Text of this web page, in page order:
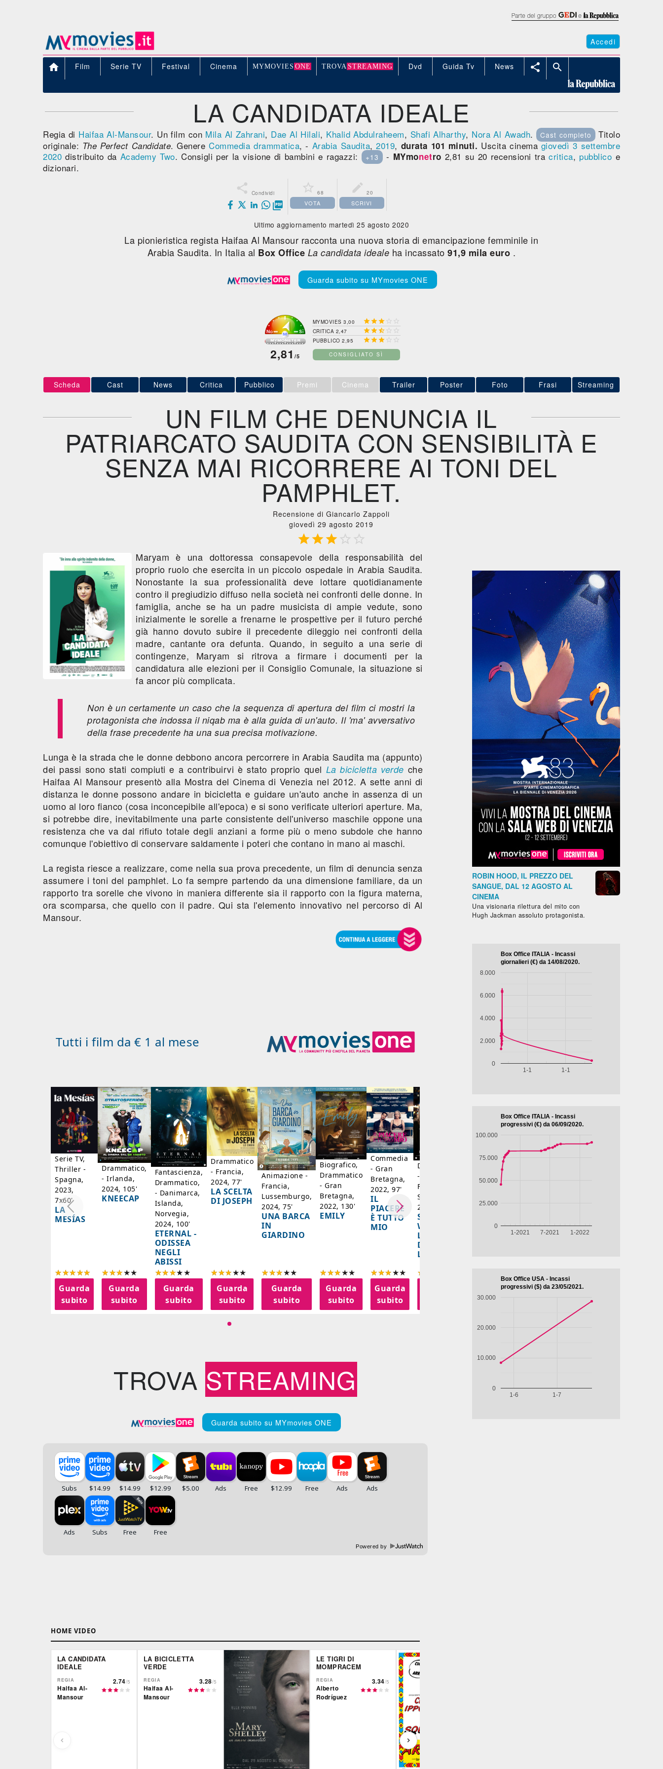
Accedi
 Film Serie TV Festival Cinema MYMOVIE S ONE TROVA STREAMING Dvd Guida Tv News  
LA CANDIDATA IDEALE
Regia di Haifaa Al-Mansour. Un film con Mila Al Zahrani, Dae Al Hilali, Khalid Abdulraheem, Shafi Alharthy, Nora Al Awadh. Cast completo Titolo
originale: The Perfect Candidate. GenereCommedia drammatica, - Arabia Saudita,2019, durata 101 minuti. Uscita cinemagiovedì 3 settembre
2020 distribuito da Academy Two. Consigli per la visione di bambini e ragazzi: +13 - MYmonetro 2,81 su 20 recensioni tracritica, pubblico e
dizionari.
 Condividi

 68
VOTA
 20
SCRIVI
Ultimo aggiornamento martedì 25 agosto 2020
La pionieristica regista Haifaa Al Mansour racconta una nuova storia di emancipazione femminile in
Arabia Saudita. In Italia al Box Office La candidata ideale ha incassato91,9 mila euro .
Guarda subito su MYmovies ONE
2,81 /5
MYMOVIES 3,00   
CRITICA 2,47   
PUBBLICO 2,95   
CONSIGLIATO SÌ
Scheda Cast News Critica Pubblico Premi Cinema Trailer Poster Foto Frasi Streaming
UN FILM CHE DENUNCIA IL
PATRIARCATO SAUDITA CON SENSIBILITÀ E
SENZA MAI RICORRERE AI TONI DEL
PAMPHLET.
Recensione di Giancarlo Zappoli
giovedì 29 agosto 2019
  
Maryam è una dottoressa consapevole della responsabilità del
proprio ruolo che esercita in un piccolo ospedale in Arabia Saudita.
Nonostante la sua professionalità deve lottare quotidianamente
contro il pregiudizio diffuso nella società nei confronti delle donne. In
famiglia, anche se ha un padre musicista di ampie vedute, sono
inizialmente le sorelle a frenarne le prospettive per il futuro perché
già hanno dovuto subire il precedente dileggio nei confronti della
madre, cantante ora defunta. Quando, in seguito a una serie di
contingenze, Maryam si ritrova a firmare i documenti per la
candidatura alle elezioni per il Consiglio Comunale, la situazione si
fa ancor più complicata.
Non è un certamente un caso che la sequenza di apertura del film ci mostri la
protagonista che indossa il niqab ma è alla guida di un'auto. Il 'ma' avversativo
della frase precedente ha una sua precisa motivazione.
Lunga è la strada che le donne debbono ancora percorrere in Arabia Saudita ma (appunto)
dei passi sono stati compiuti e a contribuirvi è stato proprio quel La bicicletta verde che
Haifaa Al Mansour presentò alla Mostra del Cinema di Venezia nel 2012. A sette anni di
distanza le donne possono andare in bicicletta e guidare un'auto anche in assenza di un
uomo al loro fianco (cosa inconcepibile all'epoca) e si sono verificate ulteriori aperture. Ma,
si potrebbe dire, inevitabilmente una parte consistente dell'universo maschile oppone una
resistenza che va dal rifiuto totale degli anziani a forme più o meno subdole che hanno
comunque l'obiettivo di conservare saldamente i poteri che contano in mano ai maschi.
La regista riesce a realizzare, come nella sua prova precedente, un film di denuncia senza
assumere i toni del pamphlet. Lo fa sempre partendo da una dimensione familiare, da un
rapporto tra sorelle che vivono in maniera differente sia il rapporto con la figura materna,
ora scomparsa, che quello con il padre. Qui sta l'elemento innovativo nel percorso di Al
Mansour.
Tutti i film da € 1 al mese
Serie TV,
Thriller -
Spagna,
2023,
7x60'
LA
MESÍAS
Guarda
subito
Drammatico,
- Irlanda,
2024, 105'
KNEECAP
Guarda
subito
Fantascienza,
Drammatico,
- Danimarca,
Islanda,
Norvegia,
2024, 100'
ETERNAL -
ODISSEA
NEGLI
ABISSI
Guarda
subito
Drammatico
- Francia,
2024, 77'
LA SCELTA
DI JOSEPH
Guarda
subito
Animazione -
Francia,
Lussemburgo,
2024, 75'
UNA BARCA
IN
GIARDINO
Guarda
subito
Biografico,
Drammatico
- Gran
Bretagna,
2022, 130'
EMILY
Guarda
subito
Commedia
- Gran
Bretagna,
2022, 97'
IL
PIACERE
È TUTTO
MIO
Guarda
subito
Drammatico
- Giappone,
Francia,
Singapore,
2024, 105'
SPIRIT
WORLD -
LA FESTA
DELLE
LANTERNE
Belgio, 2024,
LA DIVINA
BERNHARDT
Guarda
subito
Messico,
Paesi Bassi,
IL
Guarda
LA
LADRA
Guarda
subito
TROVA STREAMING
Guarda subito su MYmovies ONE
Powered by
HOME VIDEO
LA CANDIDATA
IDEALE
REGIA
Haifaa Al-
Mansour
2.74/5
LA BICICLETTA
VERDE
REGIA
Haifaa Al-
Mansour
3.28/5
LE TIGRI DI
MOMPRACEM
REGIA
Alberto
Rodríguez
3.34/5
ROBIN HOOD, IL PREZZO DEL
SANGUE, DAL 12 AGOSTO AL
CINEMA
Una visionaria rilettura del mito con
Hugh Jackman assoluto protagonista.